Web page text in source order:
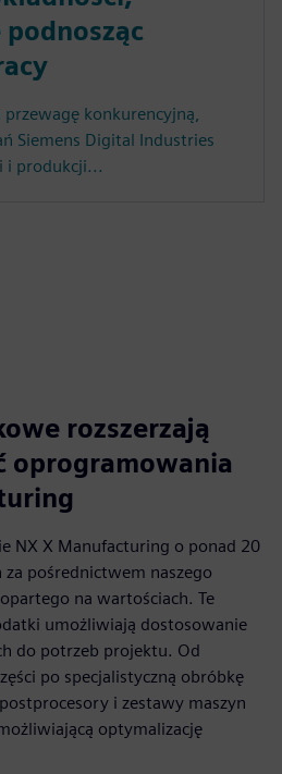
przewagę konkurencyjną,
Siemens Digital Industries
i produkcji...
rozszerzają
oprogramowania
NX X Manufacturing o ponad 20
pośrednictwem naszego
na wartościach. Te
umożliwiają dostosowanie
do potrzeb projektu. Od
po specjalistyczną obróbkę
i zestawy maszyn
optymalizację